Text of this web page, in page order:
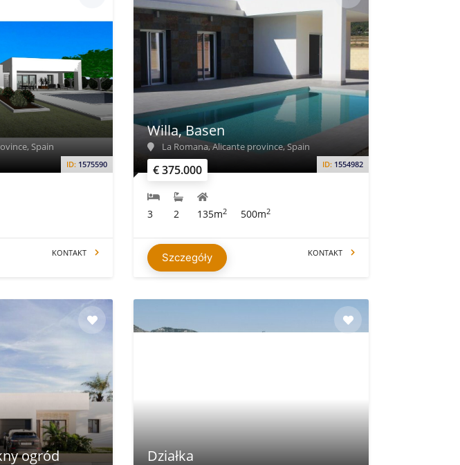
ID: 1575590
Spain
KONTAKT
€ 375.000 ID: 1554982
Willa, Basen
La Romana, Alicante province, Spain
3 2 135m2 500m2
Szczegóły KONTAKT
ogród Działka